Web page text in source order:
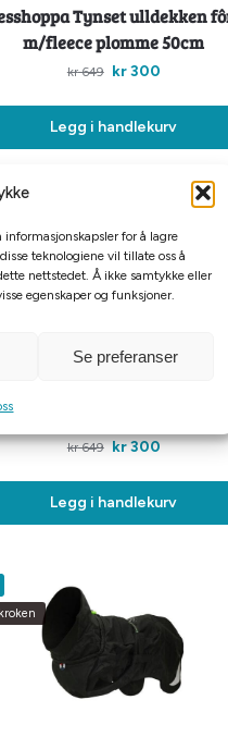
informasjonskapsler for å lagre
teknologiene vil tillate oss å
nettstedet. Å ikke samtykke eller
egenskaper og funksjoner.
Se preferanser
Tynset ulldekken
m/fleece plomme 50cm
kr649 kr300
Legg i handlekurv
Tynset ulldekken
kr649 kr300
Legg i handlekurv